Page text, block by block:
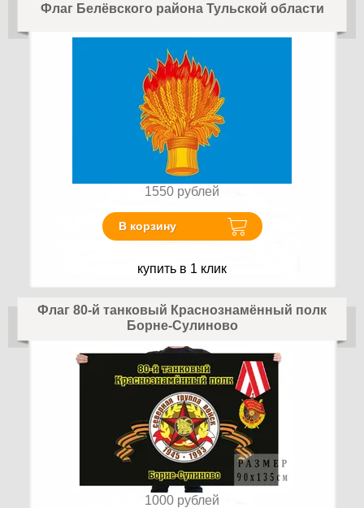
Флаг Белёвского района Тульской области
1550 рублей
В корзину
купить в 1 клик
Флаг 80-й танковый Краснознамённый полк
Борне-Сулиново
1000 рублей